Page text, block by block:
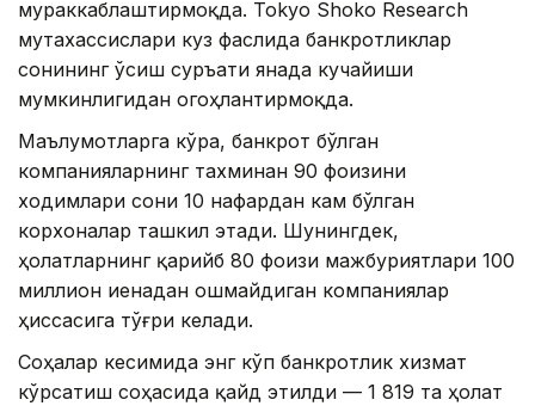
мураккаблаштирмоқда. Tokyo Shoko Research
мутахассислари куз фаслида банкротликлар
сонининг ўсиш суръати янада кучайиши
мумкинлигидан огоҳлантирмоқда.
Маълумотларга кўра, банкрот бўлган
компанияларнинг тахминан 90 фоизини
ходимлари сони 10 нафардан кам бўлган
корхоналар ташкил этади. Шунингдек,
ҳолатларнинг қарийб 80 фоизи мажбуриятлари 100
миллион иенадан ошмайдиган компаниялар
ҳиссасига тўғри келади.
Соҳалар кесимида энг кўп банкротлик хизмат
кўрсатиш соҳасида қайд этилди — 1 819 та ҳолат